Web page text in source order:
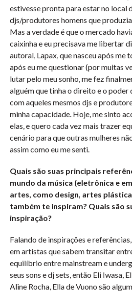
estivesse pronta para estar no local
djs/produtores homens que
Mas a verdade é que o mercado
caixinha e eu precisava me libertar
autoral, Lapax, que nasceu após me
após eu me questionar (por muitas
lutar pelo meu sonho, me fez
alguém que tinha o direito e o poder
com aqueles mesmos djs e
minha capacidade. Hoje, me sinto
elas, e quero cada vez mais trazer
cenário para que outras mulheres
assim como eu me senti.
Quais são suas principais
mundo da música (eletrônica e
artes, como design, artes
também te inspiram? Quais são
inspiração?
Falando de inspirações e
em artistas que sabem transitar
equilíbrio entre mainstream e
seus sons e dj sets, então Eli Iwasa,
Aline Rocha, Ella de Vuono são